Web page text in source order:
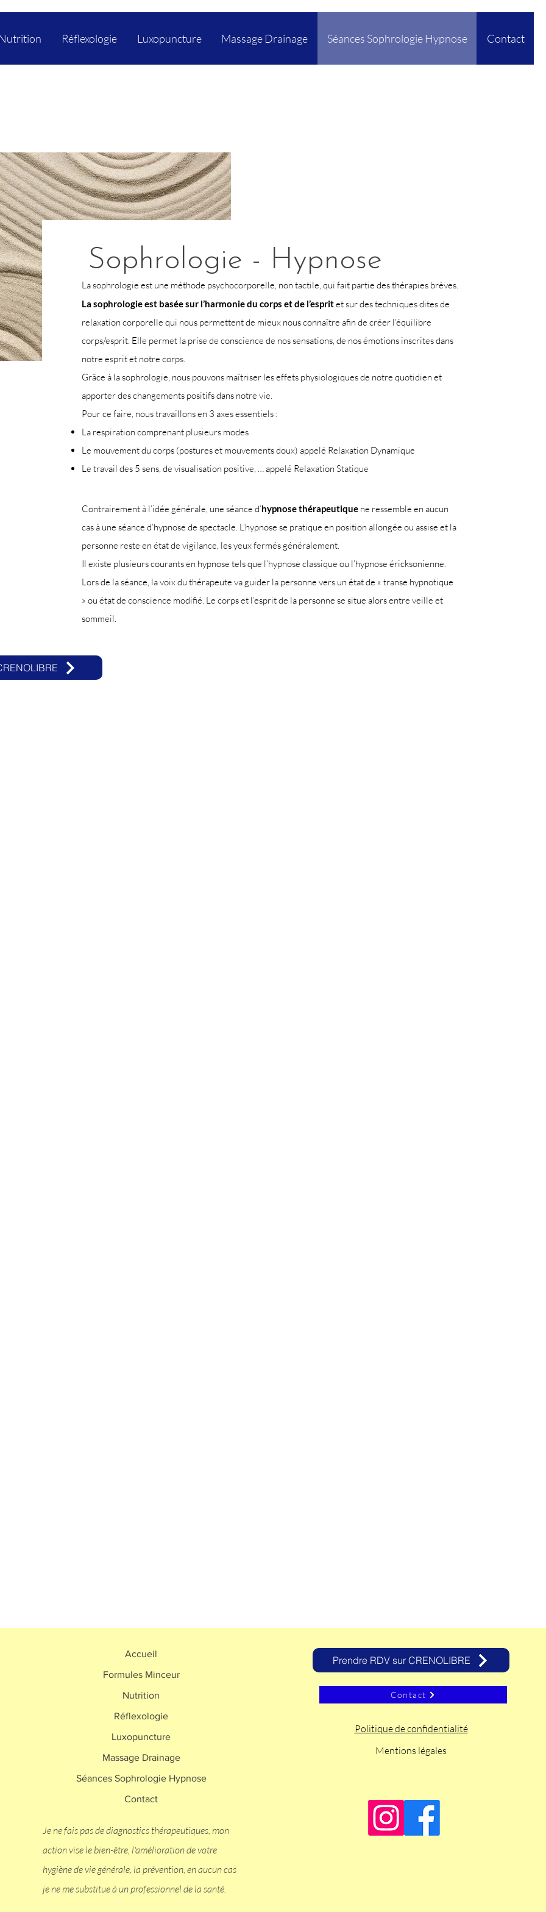
Réflexologie Luxopuncture Massage Drainage Séances Sophrologie Hypnose Contact
Sophrologie - Hypnose
La sophrologie est une méthode psychocorporelle, non tactile, qui fait partie des thérapies brèves.
La sophrologie est basée sur l’harmonie du corps et de l’espritet sur des techniques dites de
relaxation corporelle qui nous permettent de mieux nous connaître afin de créer l’équilibre
corps/esprit. Elle permet la prise de conscience de nos sensations, de nos émotions inscrites dans
notre esprit et notre corps.
Grâce à la sophrologie, nous pouvons maîtriser les effets physiologiques de notre quotidien et
apporter des changements positifs dans notre vie.
Pour ce faire, nous travaillons en 3 axes essentiels :
La respiration comprenant plusieurs modes
Le mouvement du corps (postures et mouvements doux) appelé Relaxation Dynamique
Le travail des 5 sens, de visualisation positive, … appelé Relaxation Statique
Contrairement à l’idée générale, une séance d’hypnose thérapeutique ne ressemble en aucun
cas à une séance d’hypnose de spectacle. L’hypnose se pratique en position allongée ou assise et la
personne reste en état de vigilance, les yeux fermés généralement.
Il existe plusieurs courants en hypnose tels que l’hypnose classique ou l’hypnose éricksonienne.
Lors de la séance, la voix du thérapeute va guider la personne vers un état de « transe hypnotique
» ou état de conscience modifié. Le corps et l’esprit de la personne se situe alors entre veille et
sommeil.
Accueil
Formules Minceur
Nutrition
Réflexologie
Luxopuncture
Massage Drainage
Séances Sophrologie Hypnose
Contact
Je ne fais pas de diagnostics thérapeutiques, mon
action vise le bien-être, l'amélioration de votre
hygiène de vie générale, la prévention, en aucun cas
je ne me substitue à un professionnel de la santé.
Prendre RDV sur CRENOLIBRE
Contact
Politique de confidentialité
Mentions légales